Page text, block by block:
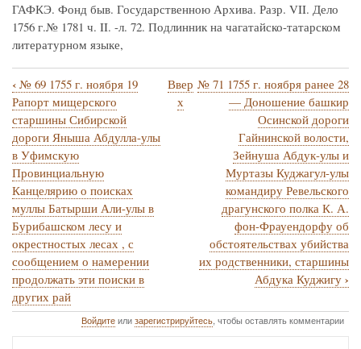
ГАФКЭ. Фонд быв. Государственною Архива. Разр. VII. Дело
1756 г.№ 1781 ч. II. -л. 72. Подлинник на чагатайско-татарском
литературном языке,
Перекрёстные
ссылки
книги
для
№
70
1755
г.
ноября
19.
—
‹ № 69 1755 г. ноября 19
Рапорт мищерского
старшины Сибирской
дороги Яныша Абдулла-улы
в Уфимскую
Провинциальную
Канцелярию о поисках
муллы Батырши Али-улы в
Бурибашском лесу и
окрестностых лесах , с
сообщением о намерении
продолжать эти поиски в
других рай
Ввер
х
№ 71 1755 г. ноября ранее 28
— Доношение башкир
Осинской дороги
Гайнинской волости,
Зейнуша Абдук-улы и
Муртазы Куджагул-улы
командиру Ревельского
драгунского полка К. А.
фон-Фрауендорфу об
обстоятельствах убийства
их родственники, старшины
Абдука Куджигу ›
Войдитеилизарегистрируйтесь, чтобы оставлять комментарии